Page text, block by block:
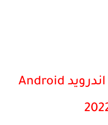
أفضل 5 تطبيقات اندرويد Android